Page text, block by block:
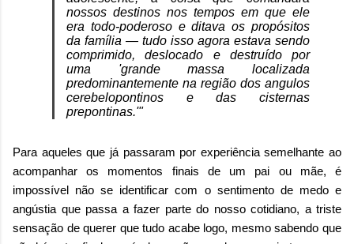
nossos destinos nos tempos em que ele
era todo-poderoso e ditava os propósitos
da família — tudo isso agora estava sendo
comprimido, deslocado e destruído por
uma 'grande massa localizada
predominantemente na região dos angulos
cerebelopontinos e das cisternas
prepontinas.'"
Para aqueles que já passaram por experiência semelhante ao
acompanhar os momentos finais de um pai ou mãe, é
impossível não se identificar com o sentimento de medo e
angústia que passa a fazer parte do nosso cotidiano, a triste
sensação de querer que tudo acabe logo, mesmo sabendo que